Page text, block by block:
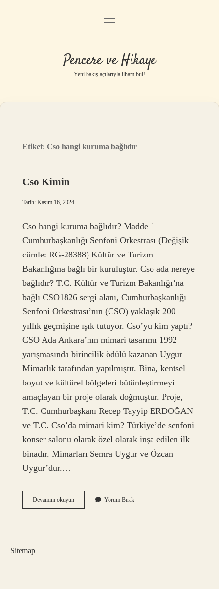
Anasayfa
Yasal Uyarı
menüyü
Pencere ve Hikaye
Yeni bakış açılarıyla ilham bul!
Etiket:Cso hangi kuruma bağlıdır
Cso Kimin
Tarih: Kasım 16, 2024
Cso hangi kuruma bağlıdır? Madde 1 –
Cumhurbaşkanlığı Senfoni Orkestrası (Değişik
cümle: RG-28388) Kültür ve Turizm
Bakanlığına bağlı bir kuruluştur. Cso ada nereye
bağlıdır? T.C. Kültür ve Turizm Bakanlığı’na
bağlı CSO1826 sergi alanı, Cumhurbaşkanlığı
Senfoni Orkestrası’nın (CSO) yaklaşık 200
yıllık geçmişine ışık tutuyor. Cso’yu kim yaptı?
CSO Ada Ankara’nın mimari tasarımı 1992
yarışmasında birincilik ödülü kazanan Uygur
Mimarlık tarafından yapılmıştır. Bina, kentsel
boyut ve kültürel bölgeleri bütünleştirmeyi
amaçlayan bir proje olarak doğmuştur. Proje,
T.C. Cumhurbaşkanı Recep Tayyip ERDOĞAN
ve T.C. Cso’da mimari kim? Türkiye’de senfoni
konser salonu olarak özel olarak inşa edilen ilk
binadır. Mimarları Semra Uygur ve Özcan
Uygur’dur.…
Devamını okuyunCso
Kimin
Yorum Bırak
Sitemap